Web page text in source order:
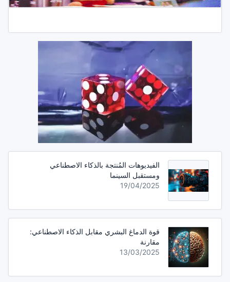
الفيديوهات المُنتجة بالذكاء الاصطناعي
ومستقبل السينما
19/04/2025
قوة الدماغ البشري مقابل الذكاء الاصطناعي:
مقارنة
13/03/2025